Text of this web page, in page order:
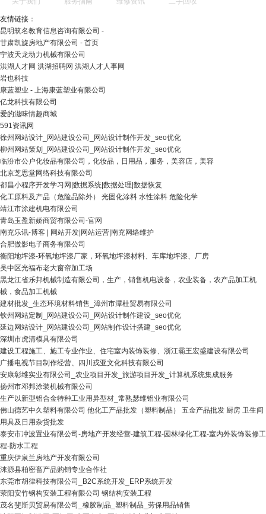
友情链接：
昆明筑名教育信息咨询有限公司 -
甘肃凯旋房地产有限公司 - 首页
宁波天龙动力机械有限公司
洪湖人才网 洪湖招聘网 洪湖人才人事网
岩也科技
康蓝塑业 - 上海康蓝塑业有限公司
亿龙科技有限公司
爱的滋味情趣商城
591资讯网
徐州网站设计_网站建设公司_网站设计制作开发_seo优化
柳州网站策划_网站建设公司_网站设计制作开发_seo优化
临汾市公户化妆品有限公司，化妆品，日用品，服务，美容店，美容
北京芝思堂网络科技有限公司
都昌小程序开发学习网|数据系统|数据处理|数据恢复
化工原料及产品（危险品除外） 光固化涂料 水性涂料 危险化学
靖江市涂建机电有限公司
青岛玉盈新娇商贸有限公司-官网
南充乐讯-博客 | 网站开发|网站运营|南充网络维护
合肥傲影电子商务有限公司
衡阳地坪漆-环氧地坪漆厂家，环氧地坪漆材料、车库地坪漆、厂房
吴中区光福布老大窗帘加工场
黑龙江省乐邦机械制造有限公司，生产，销售机电设备，农业装备，农产品加工机
械，食品加工机械
建材批发_生态环境材料销售_漳州市潭杜贸易有限公司
钦州网站定制_网站建设公司_网站设计制作建设_seo优化
延边网站设计_网站建设公司_网站制作设计搭建_seo优化
深圳市虎清模具有限公司
建设工程施工、施工专业作业、住宅室内装饰装修、浙江霸王宏盛建设有限公司
广播电视节目制作经营、四川戎亚文化科技有限公司
安康彰维实业有限公司_农业项目开发_旅游项目开发_计算机系统集成服务
扬州市邓邦涂装机械有限公司
生产以新型铝合金特种工业用异型材_常熟瑟维铝业有限公司
佛山德艺中久塑料有限公司 他化工产品批发（塑料制品） 五金产品批发 厨房 卫生间
用具及日用杂货批发
泰安市冲波置业有限公司-房地产开发经营-建筑工程-园林绿化工程-室内外装饰装修工
程-防水工程
重庆伊泉兰房地产开发有限公司
涞源县柏密畜产品购销专业合作社
东莞市胡律科技有限公司_B2C系统开发_ERP系统开发
荥阳安竹钢构安装工程有限公司 钢结构安装工程
茂名斐斯贝贸易有限公司_橡胶制品_塑料制品_劳保用品销售